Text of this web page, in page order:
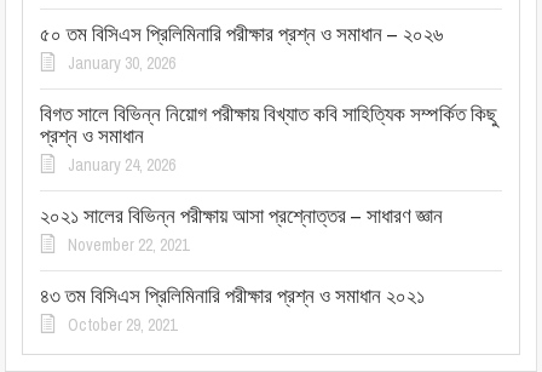
৫০ তম বিসিএস প্রিলিমিনারি পরীক্ষার প্রশ্ন ও সমাধান – ২০২৬
January 30, 2026
বিগত সালে বিভিন্ন নিয়োগ পরীক্ষায় বিখ্যাত কবি সাহিত্যিক সম্পর্কিত কিছু
প্রশ্ন ও সমাধান
January 24, 2026
২০২১ সালের বিভিন্ন পরীক্ষায় আসা প্রশ্নোত্তর – সাধারণ জ্ঞান
November 22, 2021
৪৩ তম বিসিএস প্রিলিমিনারি পরীক্ষার প্রশ্ন ও সমাধান ২০২১
October 29, 2021